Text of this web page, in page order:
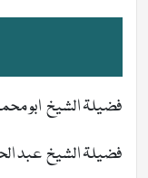
فضیلۃ الشیخ ابو
فضیلۃ الشیخ عبد